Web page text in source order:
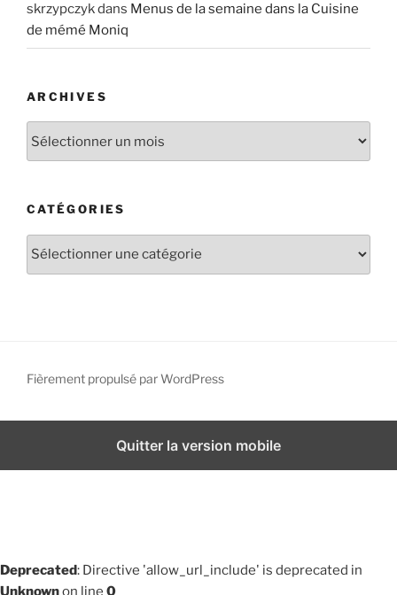
skrzypczykdans Menus de la semaine dans la Cuisine
de mémé Moniq
ARCHIVES
i
v
e
s
CATÉGORIES
C
r
Fièrement propulsé par WordPress
Quitter la version mobile
Deprecated: Directive 'allow_url_include' is deprecated in
Unknownon line 0